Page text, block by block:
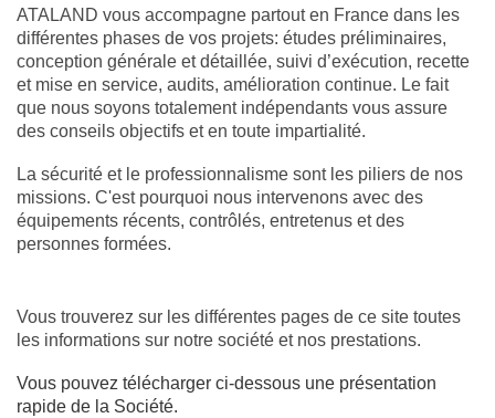
ATALAND vous accompagne partout en France dans les
différentes phases de vos projets: études préliminaires,
conception générale et détaillée, suivi d’exécution, recette
et mise en service, audits, amélioration continue. Le fait
que nous soyons totalement indépendants vous assure
des conseils objectifs et en toute impartialité.
La sécurité et le professionnalisme sont les piliers de nos
missions. C'est pourquoi nous intervenons avec des
équipements récents, contrôlés, entretenus et des
personnes formées.
Vous trouverez sur les différentes pages de ce site toutes
les informations sur notre société et nos prestations.
Vous pouvez télécharger ci-dessous une présentation
rapide de la Société.